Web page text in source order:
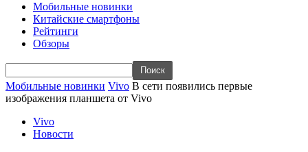
Мобильные новинки
Китайские смартфоны
Рейтинги
Обзоры
Мобильные новинки Vivo В сети появились первые
изображения планшета от Vivo
Vivo
Новости